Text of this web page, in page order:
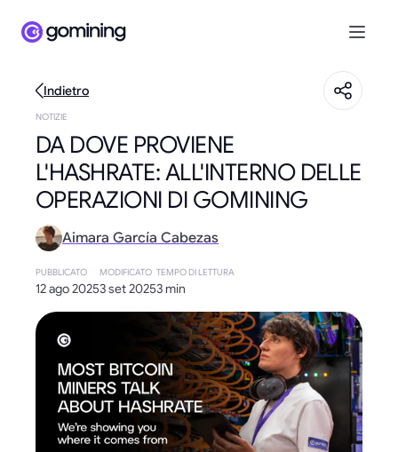
Indietro
NOTIZIE
DA DOVE PROVIENE
L'HASHRATE: ALL'INTERNO DELLE
OPERAZIONI DI GOMINING
Aimara García Cabezas
PUBBLICATO
12 ago 2025
MODIFICATO
3 set 2025
TEMPO DI LETTURA
3 min